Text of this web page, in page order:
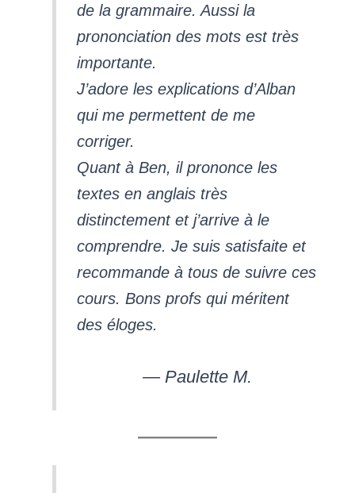
de la grammaire. Aussi la
prononciation des mots est très
importante.
J’adore les explications d’Alban
qui me permettent de me
corriger.
Quant à Ben, il prononce les
textes en anglais très
distinctement et j’arrive à le
comprendre. Je suis satisfaite et
recommande à tous de suivre ces
cours. Bons profs qui méritent
des éloges.
— Paulette M.